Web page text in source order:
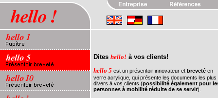
Dites hello! à vos clients!
hello 5 est un présentoir innovateur et breveté en
verre acrylique, qui présente les documents les plus
divers à vos clients (possibilité également pour
personnes à mobilité réduite de se servir).